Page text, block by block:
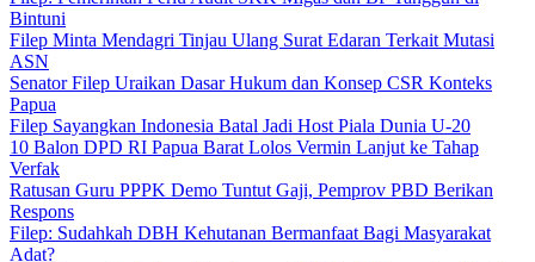
Bintuni
Filep Minta Mendagri Tinjau Ulang Surat Edaran Terkait Mutasi
ASN
Senator Filep Uraikan Dasar Hukum dan Konsep CSR Konteks
Papua
Filep Sayangkan Indonesia Batal Jadi Host Piala Dunia U-20
10 Balon DPD RI Papua Barat Lolos Vermin Lanjut ke Tahap
Verfak
Ratusan Guru PPPK Demo Tuntut Gaji, Pemprov PBD Berikan
Respons
Filep: Sudahkah DBH Kehutanan Bermanfaat Bagi Masyarakat
Adat?